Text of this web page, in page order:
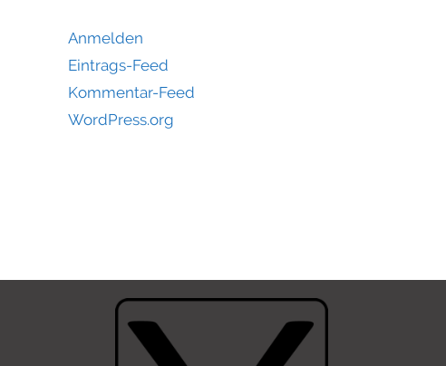
Anmelden
Eintrags-Feed
Kommentar-Feed
WordPress.org